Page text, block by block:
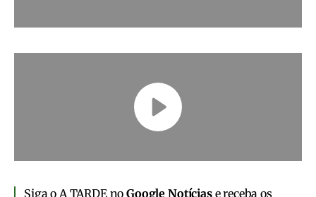
Siga o A TARDE noGoogle Notíciase receba os